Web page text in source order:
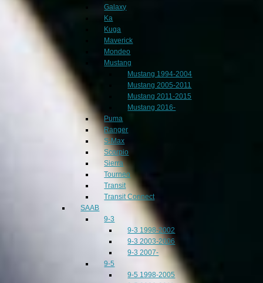
Galaxy
Ka
Kuga
Maverick
Mondeo
Mustang
Mustang 1994-2004
Mustang 2005-2011
Mustang 2011-2015
Mustang 2016-
Puma
Ranger
S-Max
Scorpio
Sierra
Tourneo
Transit
Transit Connect
SAAB
9-3
9-3 1998-2002
9-3 2003-2006
9-3 2007-
9-5
9-5 1998-2005